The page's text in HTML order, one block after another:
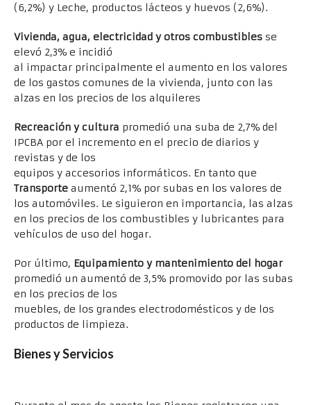
(6,2%) y Leche, productos lácteos y huevos (2,6%).
Vivienda, agua, electricidad y otros combustibles se
elevó 2,3% e incidió
al impactar principalmente el aumento en los valores
de los gastos comunes de la vivienda, junto con las
alzas en los precios de los alquileres
Recreación y cultura promedió una suba de 2,7% del
IPCBA por el incremento en el precio de diarios y
revistas y de los
equipos y accesorios informáticos. En tanto que
Transporte aumentó 2,1% por subas en los valores de
los automóviles. Le siguieron en importancia, las alzas
en los precios de los combustibles y lubricantes para
vehículos de uso del hogar.
Por último, Equipamiento y mantenimiento del hogar
promedió un aumentó de 3,5% promovido por las subas
en los precios de los
muebles, de los grandes electrodomésticos y de los
productos de limpieza.
Bienes y Servicios